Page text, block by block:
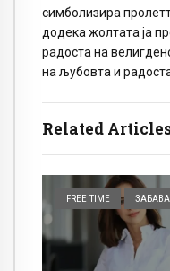
Related
FREE TIME ЗАБАВА
симболизира
додека жолтата ја
радоста на
на љубовта и